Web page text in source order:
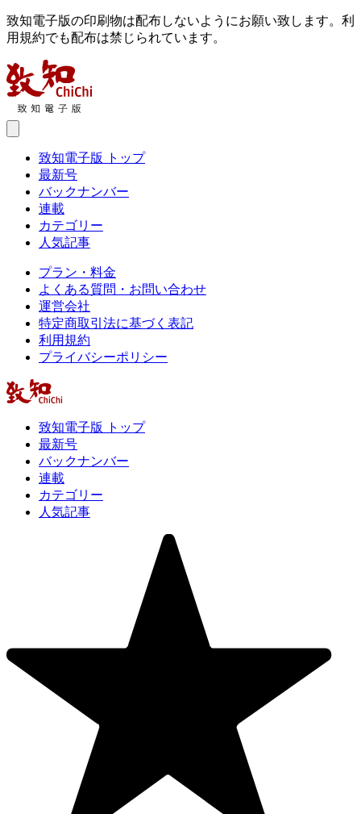
致知電子版の印刷物は配布しないようにお願い致します。利
用規約でも配布は禁じられています。
致知電子版 トップ
最新号
バックナンバー
連載
カテゴリー
人気記事
プラン・料金
よくある質問・お問い合わせ
運営会社
特定商取引法に基づく表記
利用規約
プライバシーポリシー
致知電子版 トップ
最新号
バックナンバー
連載
カテゴリー
人気記事